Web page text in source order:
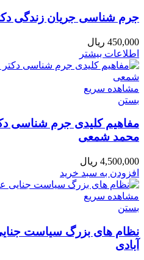
جرم شناسی جریان زندگی
450,000 ریال
اطلاعات بیشتر
مشاهده سریع
بستن
مفاهیم کلیدی جرم شناسی
محمد شمعی
4,500,000 ریال
افزودن به سبد خرید
مشاهده سریع
بستن
نظام های بزرگ سياست
آبادی